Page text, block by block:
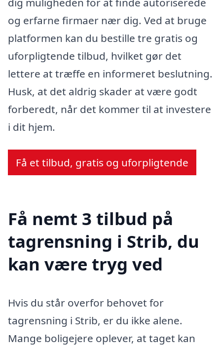
og erfarne firmaer nær dig. Ved at bruge
platformen kan du bestille tre gratis og
uforpligtende tilbud, hvilket gør det
lettere at træffe en informeret beslutning.
Husk, at det aldrig skader at være godt
forberedt, når det kommer til at investere
i dit hjem.
Få et tilbud, gratis og uforpligtende
Få nemt 3 tilbud på
tagrensning i Strib, du
kan være tryg ved
Hvis du står overfor behovet for
tagrensning i Strib, er du ikke alene.
Mange boligejere oplever, at taget kan